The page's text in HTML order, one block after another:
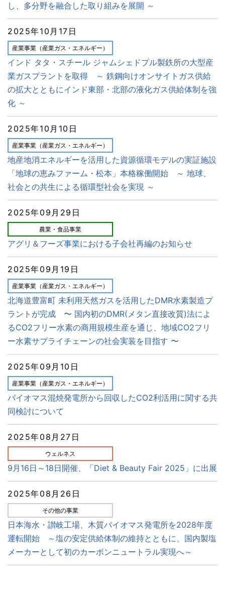
し、多分野を融合した取り組みを展開 ～
2025年10月17日
産業事業（産業ガス・エネルギー）
インド タタ・スチール ジャムシェドプル製鉄所の大型産
業ガスプラントを取得 ～ 鉄鋼向けオンサイトガス供給
の拡大とともにインド東部・北部の液化ガス供給体制を強
化 ～
2025年10月10日
産業事業（産業ガス・エネルギー）
地産地消エネルギーを活用した資源循環モデルの実証施設
「地球の恵みファーム・松本」本格稼働開始 ～ 地球、
社会との共生による循環型社会を実現 ～
2025年09月29日
農業・食品事業
アグリ＆フーズ事業における子会社再編のお知らせ
2025年09月19日
産業事業（産業ガス・エネルギー）
北海道豊富町 未利用天然ガスを活用したDMR水素製造プ
ラントが完成 〜 国内初のDMR(メタン直接改質)法によ
るCO2フリー水素の商用規模生産を通じ、地域CO2フリ
ー水素サプライチェーンの社会実装を目指す 〜
2025年09月10日
産業事業（産業ガス・エネルギー）
バイオマス混焼発電所から回収したCO2利活用に関する共
同検討について
2025年08月27日
ウェルネス
9月16日～18日開催、「Diet & Beauty Fair 2025」に出展
2025年08月26日
その他の事業
日本海水・讃岐工場、木質バイオマス発電所を2028年度
運転開始 ～塩の安定供給体制の維持とともに、国内製塩
メーカーとして初のカーボンニュートラル実現へ～